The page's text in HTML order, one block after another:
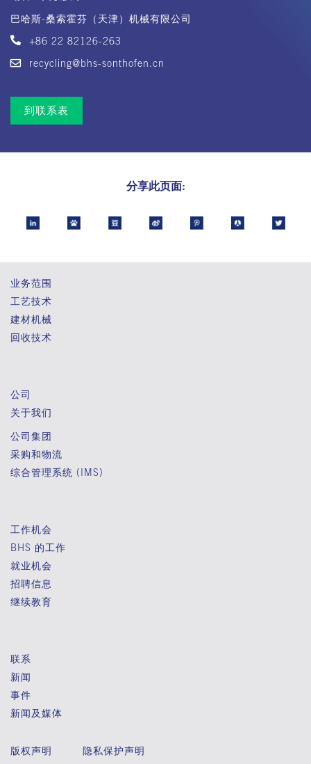
巴哈斯-桑索霍芬（天津）机械有限公司
+86 22 82126-263
recycling@bhs-sonthofen.cn
到联系表
分享此页面:
业务范围
工艺技术
建材机械
回收技术
公司
关于我们
公司集团
采购和物流
综合管理系统 (IMS)
工作机会
BHS 的工作
就业机会
招聘信息
继续教育
联系
新闻
事件
新闻及媒体
版权声明 隐私保护声明